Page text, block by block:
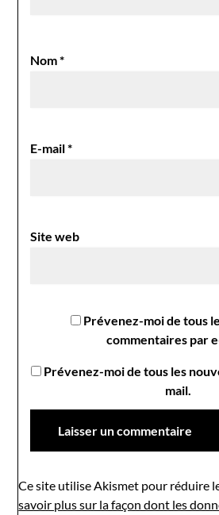
Nom*
E-mail*
Site web
Prévenez-moi de tous
commentaires par
Prévenez-moi de tous les
mail.
Ce site utilise Akismet pour réduire
savoir plus sur la façon dont les